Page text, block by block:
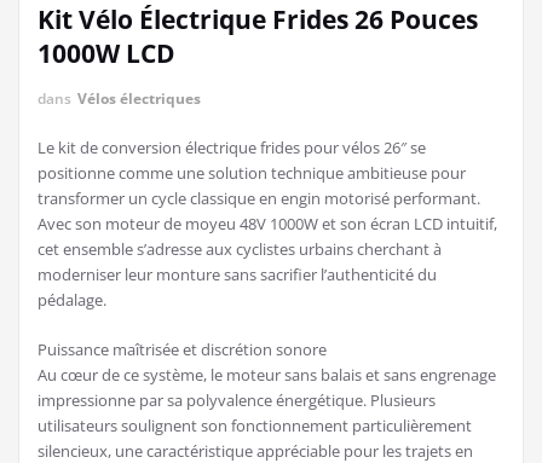
Kit Vélo Électrique Frides 26 Pouces
1000W LCD
dans Vélos électriques
Le kit de conversion électrique frides pour vélos 26″ se
positionne comme une solution technique ambitieuse pour
transformer un cycle classique en engin motorisé performant.
Avec son moteur de moyeu 48V 1000W et son écran LCD intuitif,
cet ensemble s’adresse aux cyclistes urbains cherchant à
moderniser leur monture sans sacrifier l’authenticité du
pédalage.
Puissance maîtrisée et discrétion sonore
Au cœur de ce système, le moteur sans balais et sans engrenage
impressionne par sa polyvalence énergétique. Plusieurs
utilisateurs soulignent son fonctionnement particulièrement
silencieux, une caractéristique appréciable pour les trajets en